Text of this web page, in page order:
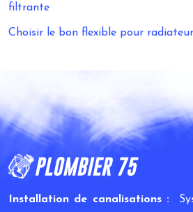
filtrante
Choisir le bon flexible pour
Installation de canalisations :